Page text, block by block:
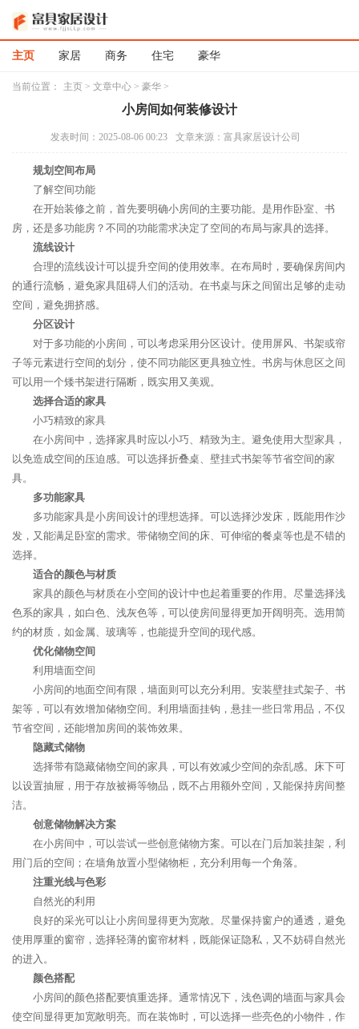
主页 家居 商务 住宅 豪华
当前位置： 主页 > 文章中心 > 豪华 >
小房间如何装修设计
发表时间：2025-08-06 00:23 文章来源：富具家居设计公司
规划空间布局
了解空间功能
在开始装修之前，首先要明确小房间的主要功能。是用作卧室、书
房，还是多功能房？不同的功能需求决定了空间的布局与家具的选择。
流线设计
合理的流线设计可以提升空间的使用效率。在布局时，要确保房间内
的通行流畅，避免家具阻碍人们的活动。在书桌与床之间留出足够的走动
空间，避免拥挤感。
分区设计
对于多功能的小房间，可以考虑采用分区设计。使用屏风、书架或帘
子等元素进行空间的划分，使不同功能区更具独立性。书房与休息区之间
可以用一个矮书架进行隔断，既实用又美观。
选择合适的家具
小巧精致的家具
在小房间中，选择家具时应以小巧、精致为主。避免使用大型家具，
以免造成空间的压迫感。可以选择折叠桌、壁挂式书架等节省空间的家
具。
多功能家具
多功能家具是小房间设计的理想选择。可以选择沙发床，既能用作沙
发，又能满足卧室的需求。带储物空间的床、可伸缩的餐桌等也是不错的
选择。
适合的颜色与材质
家具的颜色与材质在小空间的设计中也起着重要的作用。尽量选择浅
色系的家具，如白色、浅灰色等，可以使房间显得更加开阔明亮。选用简
约的材质，如金属、玻璃等，也能提升空间的现代感。
优化储物空间
利用墙面空间
小房间的地面空间有限，墙面则可以充分利用。安装壁挂式架子、书
架等，可以有效增加储物空间。利用墙面挂钩，悬挂一些日常用品，不仅
节省空间，还能增加房间的装饰效果。
隐藏式储物
选择带有隐藏储物空间的家具，可以有效减少空间的杂乱感。床下可
以设置抽屉，用于存放被褥等物品，既不占用额外空间，又能保持房间整
洁。
创意储物解决方案
在小房间中，可以尝试一些创意储物方案。可以在门后加装挂架，利
用门后的空间；在墙角放置小型储物柜，充分利用每一个角落。
注重光线与色彩
自然光的利用
良好的采光可以让小房间显得更为宽敞。尽量保持窗户的通透，避免
使用厚重的窗帘，选择轻薄的窗帘材料，既能保证隐私，又不妨碍自然光
的进入。
颜色搭配
小房间的颜色搭配要慎重选择。通常情况下，浅色调的墙面与家具会
使空间显得更加宽敞明亮。而在装饰时，可以选择一些亮色的小物件，作